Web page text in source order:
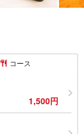
コース
1,500円